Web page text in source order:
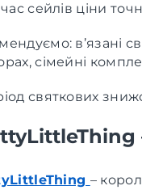
час сейлів ціни
в’язані
сімейні
святкових
–